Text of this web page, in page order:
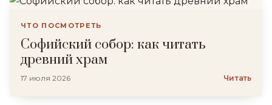
ЧТО ПОСМОТРЕТЬ
Софийский собор: как читать
древний храм
17 июля 2026 Читать